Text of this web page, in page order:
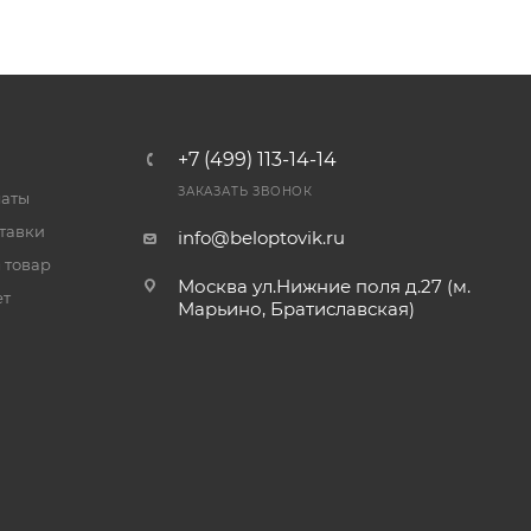
товар
+7 (499) 113-14-14
ЗАКАЗАТЬ ЗВОНОК
info@beloptovik.ru
Москва ул.Нижние поля д.27 (м.
Марьино, Братиславская)